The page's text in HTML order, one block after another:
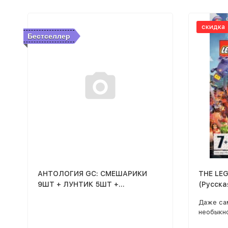
2007),
(М/Ф
МУЗ.
Бестселлер
АНТОЛОГИЯ GC: СМЕШАРИКИ
9ШТ + ЛУНТИК 5ШТ +
скидка
THE
Даже